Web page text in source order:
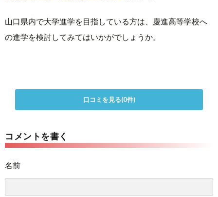
山口県内で大学進学を目指している方は、慶進高等学校へ
の進学を検討してみてはいかがでしょうか。
口コミを見る(0件)
コメントを書く
名前